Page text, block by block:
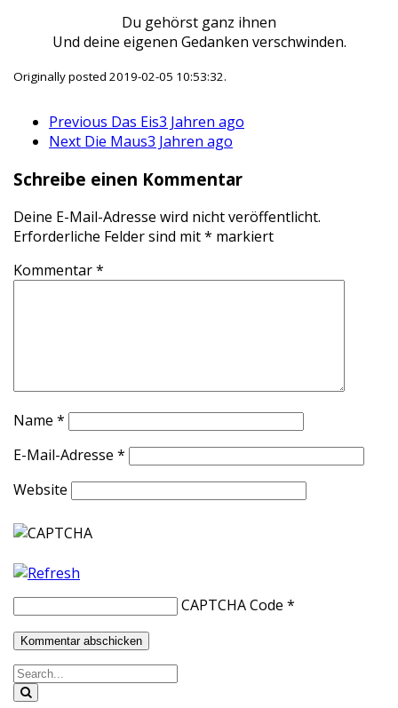
Du gehörst ganz ihnen
Und deine eigenen Gedanken verschwinden.
Originally posted 2019-02-05 10:53:32.
Previous Das Eis3 Jahren ago
Next Die Maus3 Jahren ago
Schreibe einen Kommentar
Deine E-Mail-Adresse wird nicht veröffentlicht.
Erforderliche Felder sind mit* markiert
Kommentar*
Name *
E-Mail-Adresse *
Website
CAPTCHA Code *